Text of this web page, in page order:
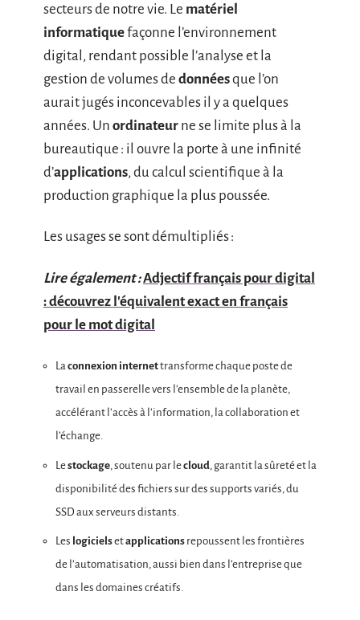
secteurs de notre vie. Le matériel
informatiquefaçonne l’environnement
digital, rendant possible l’analyse et la
gestion de volumes de donnéesque l’on
aurait jugés inconcevables il y a quelques
années. Un ordinateur ne se limite plus à la
bureautique : il ouvre la porte à une infinité
d’applications, du calcul scientifique à la
production graphique la plus poussée.
Les usages se sont démultipliés :
Lire également :Adjectif français pour digital
: découvrez l'équivalent exact en français
pour le mot digital
Laconnexion internettransforme chaque poste de
travail en passerelle vers l’ensemble de la planète,
accélérant l’accès à l’information, la collaboration et
l’échange.
Lestockage, soutenu par lecloud, garantit la sûreté et la
disponibilité des fichiers sur des supports variés, du
SSD aux serveurs distants.
Les logicielsetapplications repoussent les frontières
de l’automatisation, aussi bien dans l’entreprise que
dans les domaines créatifs.